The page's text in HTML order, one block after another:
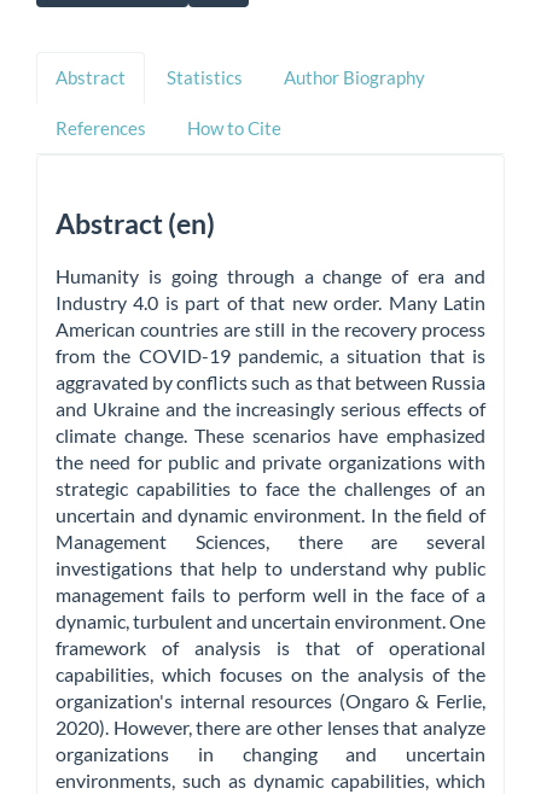
Abstract Statistics Author Biography
References How to Cite
Abstract (en)
Humanity is going through a change of era and
Industry 4.0 is part of that new order. Many Latin
American countries are still in the recovery process
from the COVID-19 pandemic, a situation that is
aggravated by conflicts such as that between Russia
and Ukraine and the increasingly serious effects of
climate change. These scenarios have emphasized
the need for public and private organizations with
strategic capabilities to face the challenges of an
uncertain and dynamic environment. In the field of
Management Sciences, there are several
investigations that help to understand why public
management fails to perform well in the face of a
dynamic, turbulent and uncertain environment. One
framework of analysis is that of operational
capabilities, which focuses on the analysis of the
organization's internal resources (Ongaro & Ferlie,
2020). However, there are other lenses that analyze
organizations in changing and uncertain
environments, such as dynamic capabilities, which